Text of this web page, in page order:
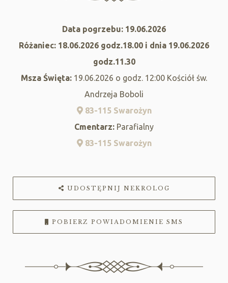
Data pogrzebu: 19.06.2026
Różaniec: 18.06.2026 godz.18.00 i dnia 19.06.2026
godz.11.30
Msza Święta: 19.06.2026 o godz. 12:00 Kościół św.
Andrzeja Boboli
83-115 Swarożyn
Cmentarz: Parafialny
83-115 Swarożyn
UDOSTĘPNIJ NEKROLOG
POBIERZ POWIADOMIENIE SMS